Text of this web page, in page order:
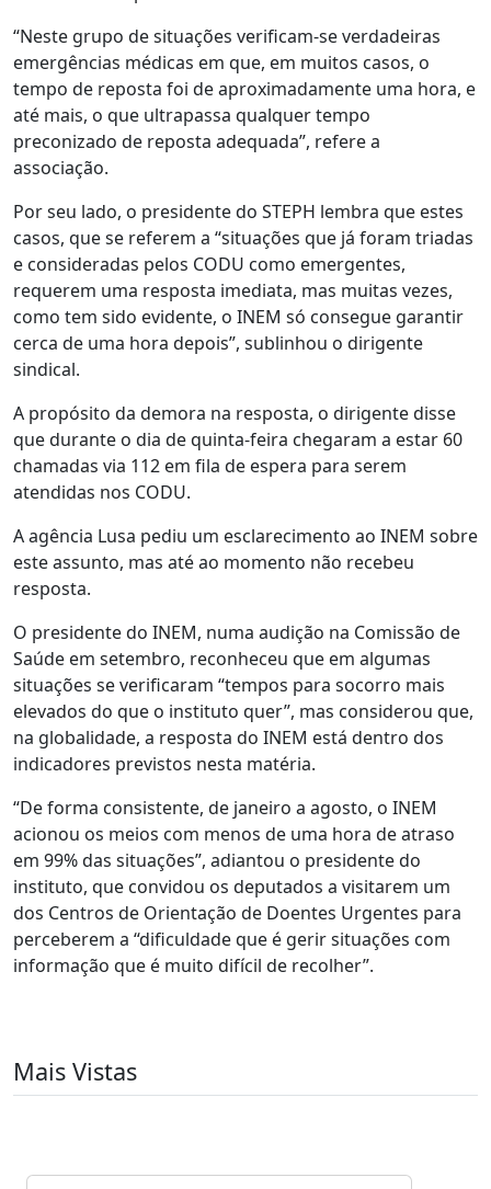
“Neste grupo de situações verificam-se verdadeiras
emergências médicas em que, em muitos casos, o
tempo de reposta foi de aproximadamente uma hora, e
até mais, o que ultrapassa qualquer tempo
preconizado de reposta adequada”, refere a
associação.
Por seu lado, o presidente do STEPH lembra que estes
casos, que se referem a “situações que já foram triadas
e consideradas pelos CODU como emergentes,
requerem uma resposta imediata, mas muitas vezes,
como tem sido evidente, o INEM só consegue garantir
cerca de uma hora depois”, sublinhou o dirigente
sindical.
A propósito da demora na resposta, o dirigente disse
que durante o dia de quinta-feira chegaram a estar 60
chamadas via 112 em fila de espera para serem
atendidas nos CODU.
A agência Lusa pediu um esclarecimento ao INEM sobre
este assunto, mas até ao momento não recebeu
resposta.
O presidente do INEM, numa audição na Comissão de
Saúde em setembro, reconheceu que em algumas
situações se verificaram “tempos para socorro mais
elevados do que o instituto quer”, mas considerou que,
na globalidade, a resposta do INEM está dentro dos
indicadores previstos nesta matéria.
“De forma consistente, de janeiro a agosto, o INEM
acionou os meios com menos de uma hora de atraso
em 99% das situações”, adiantou o presidente do
instituto, que convidou os deputados a visitarem um
dos Centros de Orientação de Doentes Urgentes para
perceberem a “dificuldade que é gerir situações com
informação que é muito difícil de recolher”.
Mais Vistas